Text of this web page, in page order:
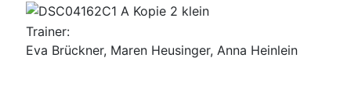
Trainer:
Eva Brückner, Maren Heusinger, Anna Heinlein